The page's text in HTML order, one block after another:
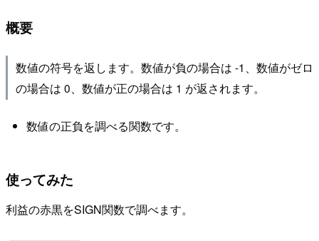
概要
数値の符号を返します。数値が負の場合は -1、数値がゼロ
の場合は 0、数値が正の場合は 1 が返されます。
数値の正負を調べる関数です。
使ってみた
利益の赤黒をSIGN関数で調べます。